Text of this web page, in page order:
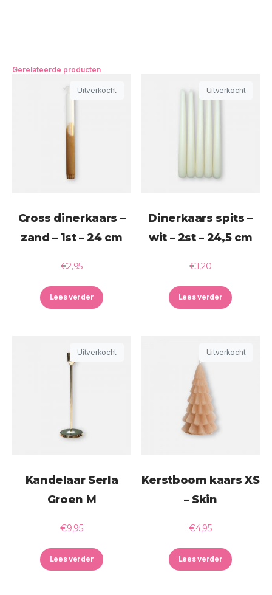
Gerelateerde producten
Uitverkocht
Cross dinerkaars –
zand – 1st – 24 cm
€2,95
Lees verder
Uitverkocht
Dinerkaars spits –
wit – 2st – 24,5 cm
€1,20
Lees verder
Uitverkocht
Kandelaar Serla
Groen M
€9,95
Lees verder
Uitverkocht
Kerstboom kaars XS
– Skin
€4,95
Lees verder